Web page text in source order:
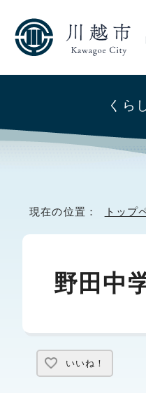
くら
現在の位置： トップ
野田中
いいね！